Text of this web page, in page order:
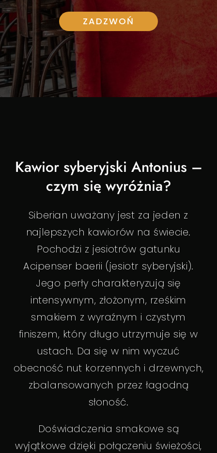
ZADZWOŃ
Kawior syberyjski Antonius –
czym się wyróżnia?
Siberian uważany jest za jeden z
najlepszych kawiorów na świecie.
Pochodzi z jesiotrów gatunku
Acipenser baerii (jesiotr syberyjski).
Jego perły charakteryzują się
intensywnym, złożonym, rześkim
smakiem z wyraźnym i czystym
finiszem, który długo utrzymuje się w
ustach. Da się w nim wyczuć
obecność nut korzennych i drzewnych,
zbalansowanych przez łagodną
słoność.
Doświadczenia smakowe są
wyjątkowe dzięki połączeniu świeżości,